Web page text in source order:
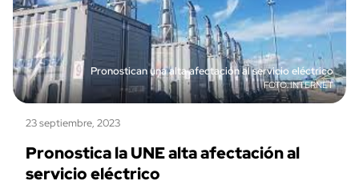
Pronostican una alta afectación al servicio eléctrico
INTERNET
23 septiembre, 2023
Pronostica la UNE alta afectación al
servicio eléctrico